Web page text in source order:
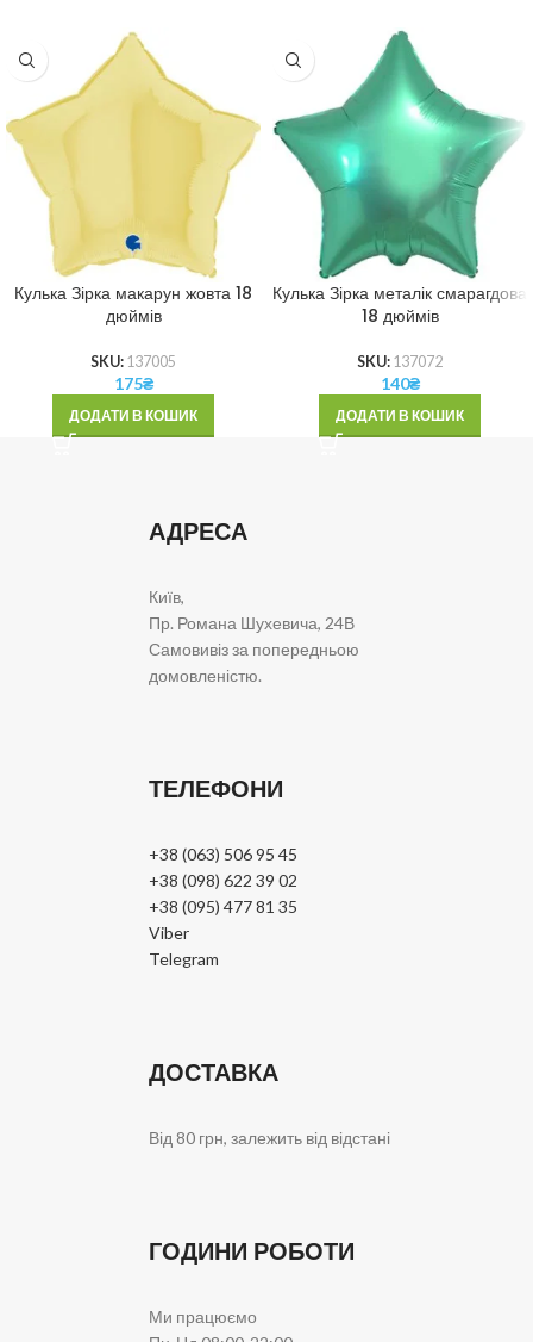
Кулька Зірка макарун жовта 18
дюймів
SKU: 137005
175₴
ДОДАТИ В КОШИК
Кулька Зірка металік смарагдова
18 дюймів
SKU: 137072
140₴
ДОДАТИ В КОШИК
АДРЕСА
Київ,
Пр. Романа Шухевича, 24В
Самовивіз за попередньою
домовленістю.
ТЕЛЕФОНИ
+38 (063) 506 95 45
+38 (098) 622 39 02
+38 (095) 477 81 35
Viber
Telegram
ДОСТАВКА
Від 80 грн, залежить від відстані
ГОДИНИ РОБОТИ
Ми працюємо